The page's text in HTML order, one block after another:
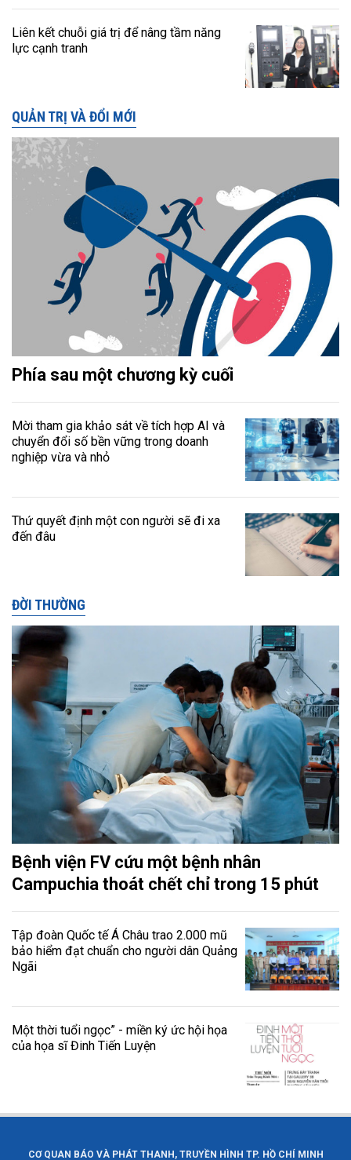
Liên kết chuỗi giá trị để nâng tầm năng
lực cạnh tranh
QUẢN TRỊ VÀ ĐỔI MỚI
Phía sau một chương kỳ cuối
Mời tham gia khảo sát về tích hợp AI và
chuyển đổi số bền vững trong doanh
nghiệp vừa và nhỏ
Thứ quyết định một con người sẽ đi xa
đến đâu
ĐỜI THƯỜNG
Bệnh viện FV cứu một bệnh nhân
Campuchia thoát chết chỉ trong 15 phút
Tập đoàn Quốc tế Á Châu trao 2.000 mũ
bảo hiểm đạt chuẩn cho người dân Quảng
Ngãi
Một thời tuổi ngọc” - miền ký ức hội họa
của họa sĩ Đinh Tiến Luyện
CƠ QUAN BÁO VÀ PHÁT THANH, TRUYỀN HÌNH TP. HỒ CHÍ MINH